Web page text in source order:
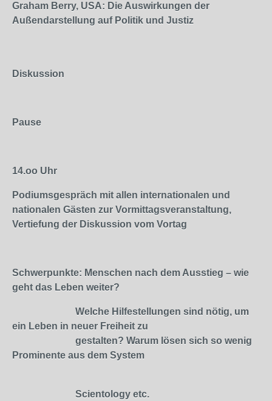
Graham Berry, USA: Die Auswirkungen der
Außendarstellung auf Politik und Justiz
Diskussion
Pause
14.oo Uhr
Podiumsgespräch mit allen internationalen und
nationalen Gästen zur Vormittagsveranstaltung,
Vertiefung der Diskussion vom Vortag
Schwerpunkte: Menschen nach dem Ausstieg – wie
geht das Leben weiter?
Welche Hilfestellungen sind nötig, um
ein Leben in neuer Freiheit zu
gestalten? Warum lösen sich so wenig
Prominente aus dem System
Scientology etc.